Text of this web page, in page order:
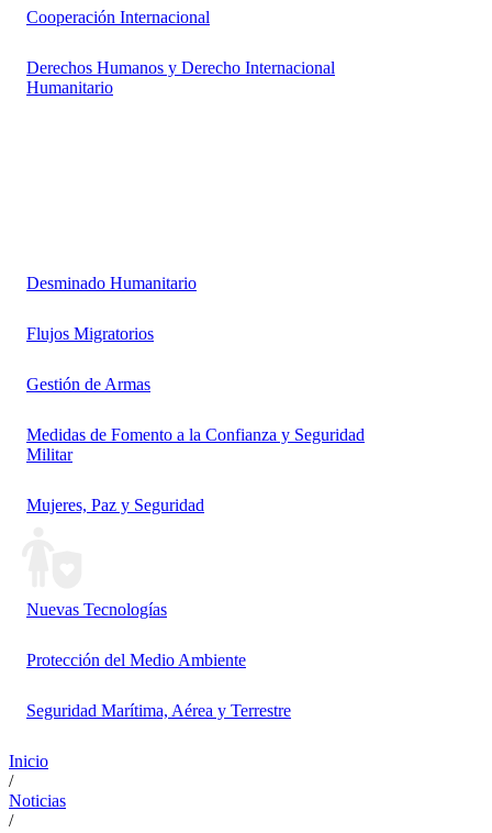
Cooperación Internacional
Derechos Humanos y Derecho Internacional
Humanitario
Desminado Humanitario
Flujos Migratorios
Gestión de Armas
Medidas de Fomento a la Confianza y Seguridad
Militar
Mujeres, Paz y Seguridad
Nuevas Tecnologías
Protección del Medio Ambiente
Seguridad Marítima, Aérea y Terrestre
Inicio
/
Noticias
/